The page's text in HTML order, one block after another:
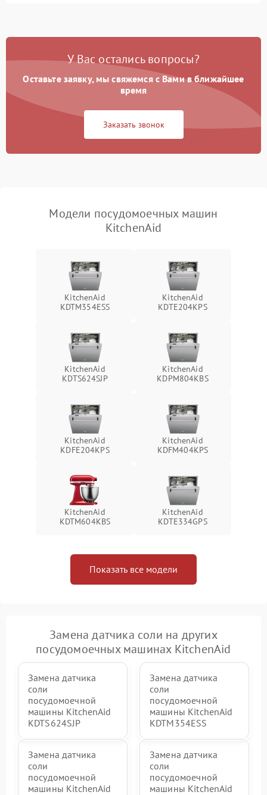
Проблемы с набором
Не работает сушилка 2100 ₽ Подробнее →
Сбои в работе таймера 1700 ₽
У Вас остались вопросы?
Оставьте заявку, мы свяжемся с Вами в ближайшее
время
Заказать звонок
Модели посудомоечных машин
KitchenAid
KitchenAid
KDTM354ESS
KitchenAid
KDTE204KPS
KitchenAid
KDTS624SJP
KitchenAid
KDPM804KBS
KitchenAid
KDFE204KPS
KitchenAid
KDFM404KPS
KitchenAid
KDTM604KBS
KitchenAid
KDTE334GPS
Показать все модели
Замена датчика соли на других
посудомоечных машинах KitchenAid
Замена датчика
соли
посудомоечной
машины KitchenAid
KDTS624SJP
Замена датчика
соли
посудомоечной
машины KitchenAid
KDTM354ESS
Замена датчика
соли
посудомоечной
машины KitchenAid
Замена датчика
соли
посудомоечной
машины KitchenAid